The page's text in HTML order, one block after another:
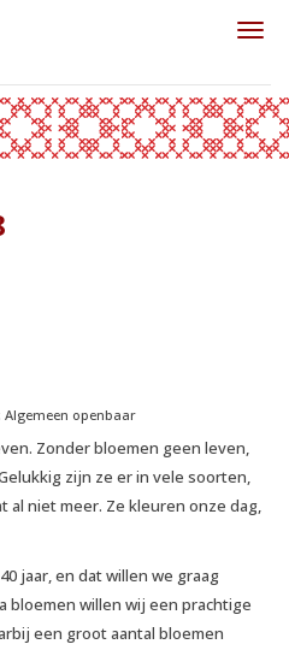
Algemeen openbaar
Zonder bloemen geen leven,
zijn ze er in vele soorten,
niet meer. Ze kleuren onze dag,
jaar, en dat willen we graag
bloemen willen wij een prachtige
een groot aantal bloemen